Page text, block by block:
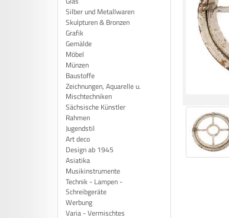
Silber und Metallwaren
Skulpturen & Bronzen
Grafik
Gemälde
Möbel
Münzen
Baustoffe
Zeichnungen, Aquarelle u.
Mischtechniken
Sächsische Künstler
Rahmen
Jugendstil
Art deco
Design ab 1945
Asiatika
Musikinstrumente
Technik - Lampen -
Schreibgeräte
Werbung
Varia - Vermischtes